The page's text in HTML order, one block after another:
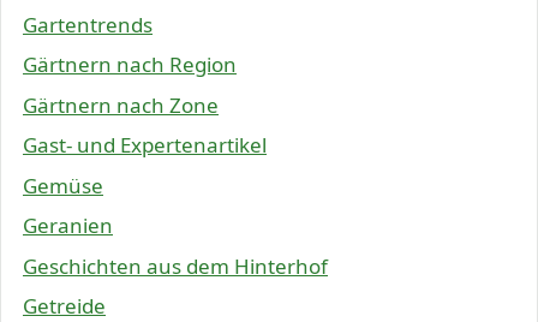
Gartentrends
Gärtnern nach Region
Gärtnern nach Zone
Gast- und Expertenartikel
Gemüse
Geranien
Geschichten aus dem Hinterhof
Getreide